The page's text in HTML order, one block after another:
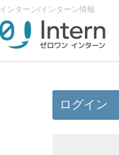
インターン/インターン情報
ログイン